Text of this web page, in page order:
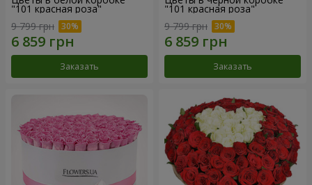
"101 красная роза"
9 799 грн
Заказать
"101 красная роза"
9 799 грн
Заказать